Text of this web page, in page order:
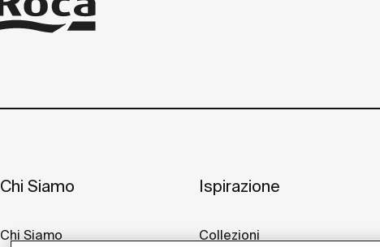
Chi Siamo
Chi Siamo
Ispirazione
Collezioni